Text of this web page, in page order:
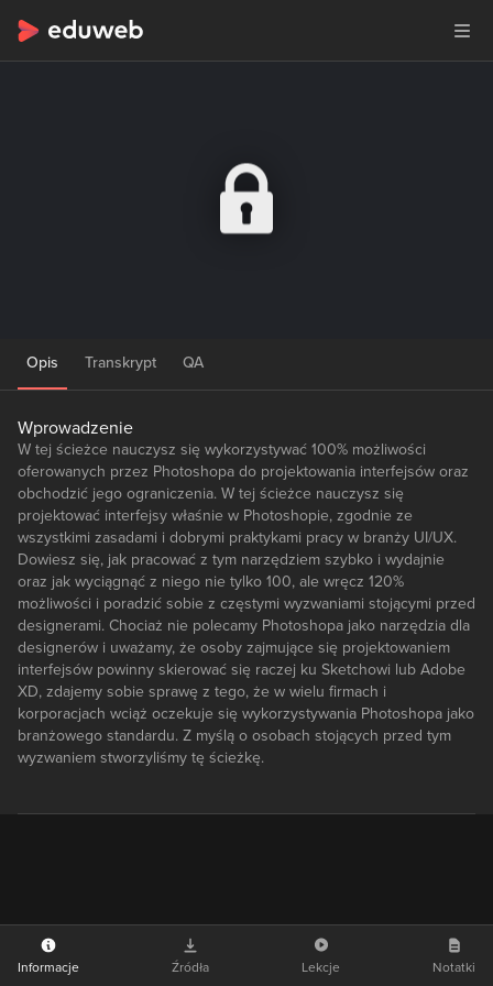
Opis Transkrypt QA
Wprowadzenie
W tej ścieżce nauczysz się wykorzystywać 100% możliwości
oferowanych przez Photoshopa do projektowania interfejsów oraz
obchodzić jego ograniczenia. W tej ścieżce nauczysz się
projektować interfejsy właśnie w Photoshopie, zgodnie ze
wszystkimi zasadami i dobrymi praktykami pracy w branży UI/UX.
Dowiesz się, jak pracować z tym narzędziem szybko i wydajnie
oraz jak wyciągnąć z niego nie tylko 100, ale wręcz 120%
możliwości i poradzić sobie z częstymi wyzwaniami stojącymi przed
designerami. Chociaż nie polecamy Photoshopa jako narzędzia dla
designerów i uważamy, że osoby zajmujące się projektowaniem
interfejsów powinny skierować się raczej ku Sketchowi lub Adobe
XD, zdajemy sobie sprawę z tego, że w wielu firmach i
korporacjach wciąż oczekuje się wykorzystywania Photoshopa jako
branżowego standardu. Z myślą o osobach stojących przed tym
wyzwaniem stworzyliśmy tę ścieżkę.
Informacje Źródła Lekcje Notatki